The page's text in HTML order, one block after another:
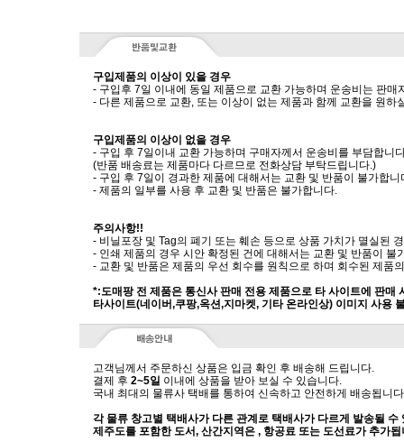
구입제품의 이상이 있을 경우
- 구입후 7일 이내에 동일 제품으로 교환 가능하며 운송비는 판매
- 다른 제품으로 교환, 또는 이상이 없는 제품과 함께 교환을 원하
구입제품의 이상이 없을 경우
- 구입 후 7일이내 교환 가능하며 구매자께서 운송비를 부담합니
(반품 배송료는 제품마다 다르므로 전화상담 부탁드립니다.)
- 구입 후 7일이 경과한 제품에 대해서는 교환 및 반품이 불가합니
- 제품의 일부를 사용 후 교환 및 반품은 불가합니다.
주의사항!!
- 비닐포장 및 Tag의 폐기 또는 훼손 등으로 상품 가치가 멸실된
- 인쇄 제품의 경우 시안 확정된 건에 대해서는 교환 및 반품이 불
- 교환 및 반품은 제품의 우선 회수를 원칙으로 하며 회수된 제품
*:도매팡 전 제품은 통신사 판매 전용 제품으로 타 사이트에 판매
타사이트(네이버,쿠팡,옥션,지마켓, 기타 온라인상) 이미지 사용
고객님께서 주문하신 상품은 입금 확인 후 배송해 드립니다.
결제 후 2~5일 이내에 상품을 받아 보실 수 있습니다.
국내 최대의 물류사 택배를 통하여 신속하고 안전하게 배송됩니
각 물류 창고별 택배사가 다른 관계로 택배사가 다르게 발송될 수
제주도를 포함한 도서, 산간지역은 , 항공료 또는 도선료가 추가됩